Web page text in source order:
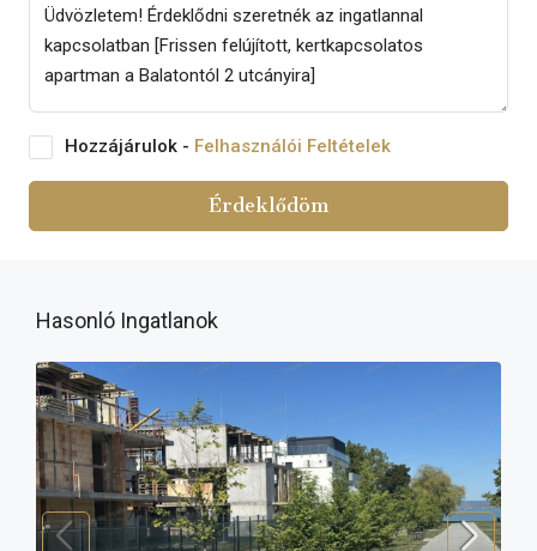
Hozzájárulok - Felhasználói Feltételek
Érdeklődöm
Hasonló Ingatlanok